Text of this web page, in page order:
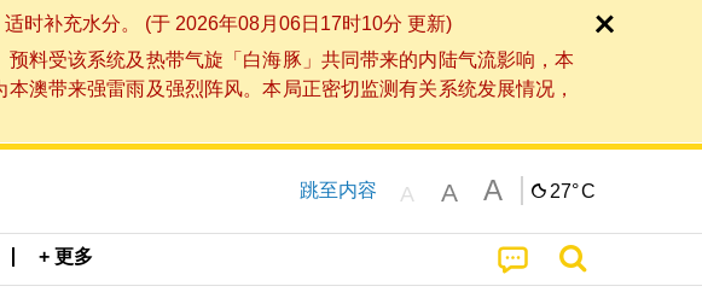
时补充水分。 (于 2026年08月06日17时10分 更新)
料受该系统及热带气旋「白海豚」共同带来的内陆气流影响，本
澳带来强雷雨及强烈阵风。本局正密切监测有关系统发展情况，
跳至内容 A A A 27°C
+ 更多